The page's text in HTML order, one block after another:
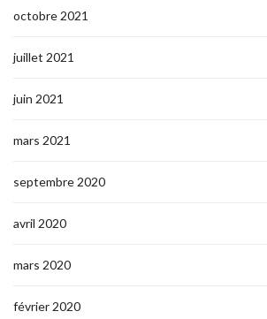
octobre 2021
juillet 2021
juin 2021
mars 2021
septembre 2020
avril 2020
mars 2020
février 2020